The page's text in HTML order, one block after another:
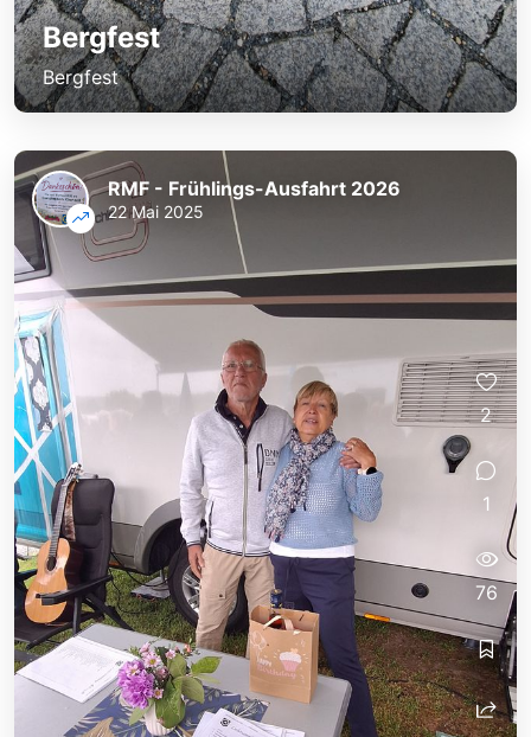
Bergfest
Bergfest
RMF - Frühlings-Ausfahrt 2026
22 Mai 2025
2
1
76